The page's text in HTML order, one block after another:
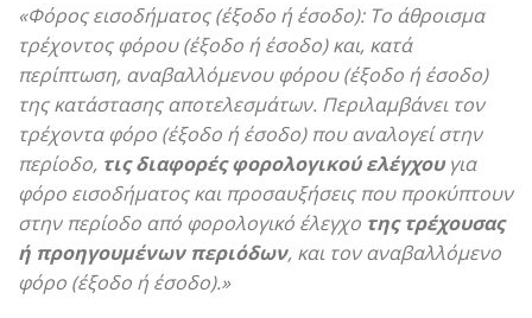
«Φόρος εισοδήματος (έξοδο ή έσοδο): To άθροισμα
τρέχοντος φόρου (έξοδο ή έσοδο) και, κατά
περίπτωση, αναβαλλόμενου φόρου (έξοδο ή έσοδο)
της κατάστασης αποτελεσμάτων. Περιλαμβάνει τον
τρέχοντα φόρο (έξοδο ή έσοδο) που αναλογεί στην
περίοδο, τις διαφορές φορολογικού ελέγχουγια
φόρο εισοδήματος και προσαυξήσεις που προκύπτουν
στην περίοδο από φορολογικό έλεγχο της τρέχουσας
ή προηγουμένων περιόδων, και τον αναβαλλόμενο
φόρο (έξοδο ή έσοδο).»